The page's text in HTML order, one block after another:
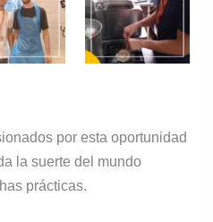
por esta oportunidad
la suerte del mundo
prácticas.